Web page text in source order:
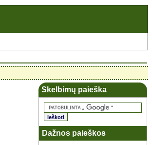
Skelbimų paieška
Dažnos paieškos